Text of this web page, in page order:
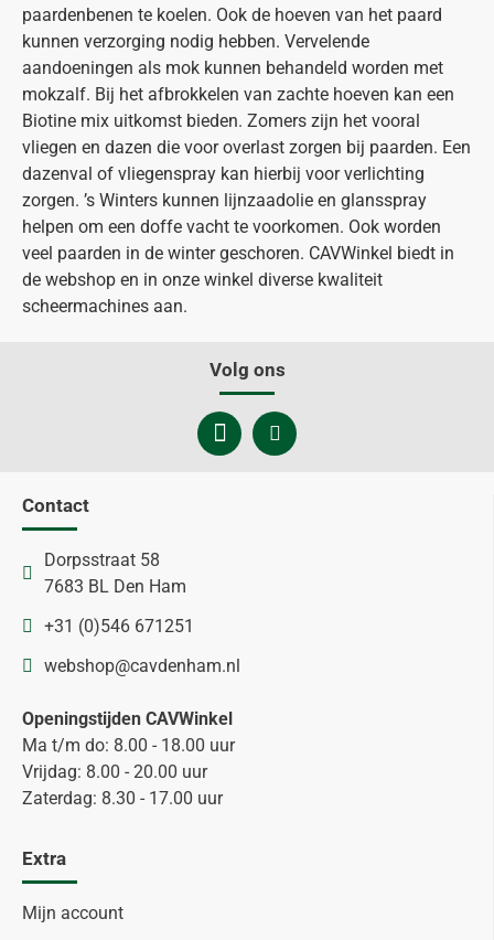
paardenbenen te koelen. Ook de hoeven van het paard
kunnen verzorging nodig hebben. Vervelende
aandoeningen als mok kunnen behandeld worden met
mokzalf. Bij het afbrokkelen van zachte hoeven kan een
Biotine mix uitkomst bieden. Zomers zijn het vooral
vliegen en dazen die voor overlast zorgen bij paarden. Een
dazenval of vliegenspray kan hierbij voor verlichting
zorgen. ’s Winters kunnen lijnzaadolie en glansspray
helpen om een doffe vacht te voorkomen. Ook worden
veel paarden in de winter geschoren. CAVWinkel biedt in
de webshop en in onze winkel diverse kwaliteit
scheermachines aan.
Volg ons
Contact
Dorpsstraat 58
7683 BL Den Ham
+31 (0)546 671251
webshop@cavdenham.nl
Openingstijden CAVWinkel
Ma t/m do: 8.00 - 18.00 uur
Vrijdag: 8.00 - 20.00 uur
Zaterdag: 8.30 - 17.00 uur
Extra
Mijn account